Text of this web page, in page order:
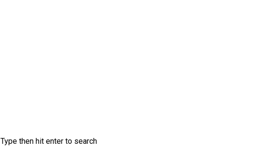
Type then hit enter to search